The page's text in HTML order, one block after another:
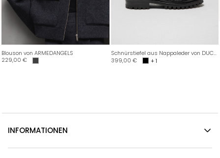
Blouson von ARMEDANGELS
229,00 €
Schnürstiefel aus Nappaleder von DUCANERO SRL
399,00 € + 1
INFORMATIONEN